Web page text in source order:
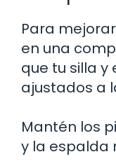
Para
en una
que tu silla y
ajustados a
Mantén los
y la espalda